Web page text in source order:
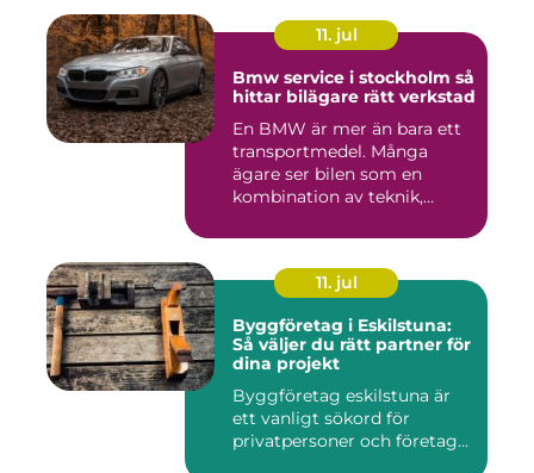
11. jul
Bmw service i stockholm så
hittar bilägare rätt verkstad
En BMW är mer än bara ett
transportmedel. Många
ägare ser bilen som en
kombination av teknik,
11. jul
Byggföretag i Eskilstuna:
Så väljer du rätt partner för
dina projekt
Byggföretag eskilstuna är
ett vanligt sökord för
privatpersoner och företag...